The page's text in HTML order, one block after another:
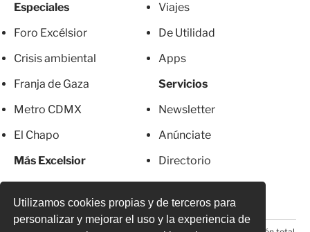
Utilizamos cookies propias y de terceros para
personalizar y mejorar el uso y la experiencia de
Especiales
Foro Excélsior
Crisis ambiental
Franja de Gaza
Metro CDMX
El Chapo
Más Excelsior
Viajes
De Utilidad
Apps
Servicios
Newsletter
Anúnciate
Directorio